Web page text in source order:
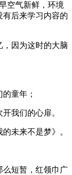
空气新鲜，环境
后来学习内容的
，因为这时的大脑
童年；
我们的心扉。
未来不是梦》。
么短暂，红领巾广